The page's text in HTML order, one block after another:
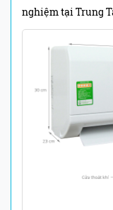
nghiệm tại Trung